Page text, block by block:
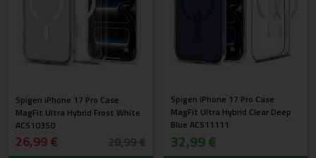
Spigen iPhone 17 Pro Case
MagFit Ultra Hybrid Frost White
ACS10350
26,99 €
Spigen iPhone 17 Pro Case
MagFit Ultra Hybrid Clear Deep
Blue ACS11111
32,99 €